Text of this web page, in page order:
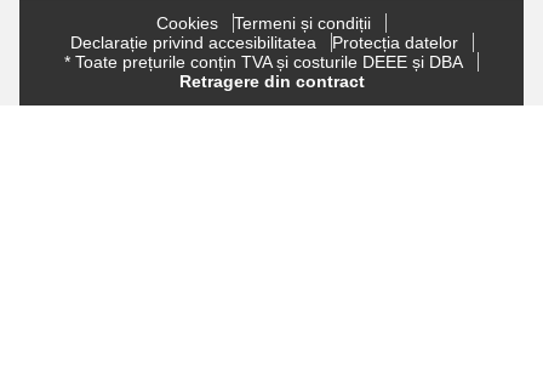
Cookies
Termeni și condiții
Declarație privind accesibilitatea
Protecția datelor
* Toate prețurile conțin TVA și costurile DEEE și DBA
Retragere din contract